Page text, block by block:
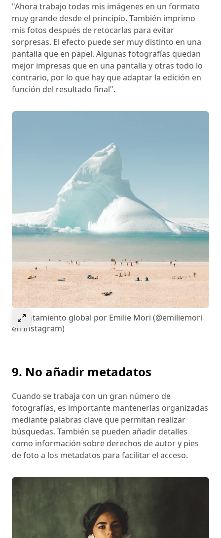
"Ahora trabajo todas mis imágenes en un formato
muy grande desde el principio. También imprimo
mis fotos después de retocarlas para evitar
sorpresas. El efecto puede ser muy distinto en una
pantalla que en papel. Algunas fotografías quedan
mejor impresas que en una pantalla y otras todo lo
contrario, por lo que hay que adaptar la edición en
función del resultado final".
Select to expand image
Calentamiento global por Emilie Mori (@emiliemori
en Instagram)
9. No añadir metadatos
Cuando se trabaja con un gran número de
fotografías, es importante mantenerlas organizadas
mediante palabras clave que permitan realizar
búsquedas. También se pueden añadir detalles
como información sobre derechos de autor y pies
de foto a los metadatos para facilitar el acceso.